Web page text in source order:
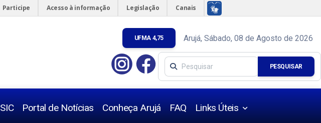
Participe Acesso à informação Legislação Canais
UFMA 4,75 Arujá, Sábado, 08 de Agosto de 2026
PESQUISAR
SIC Portal de Notícias Conheça Arujá FAQ Links Úteis